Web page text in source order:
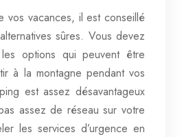
vos vacances, il est conseillé
sûres. Vous devez
options qui peuvent être
à la montagne pendant vos
est assez désavantageux
assez de réseau sur votre
les services d’urgence en